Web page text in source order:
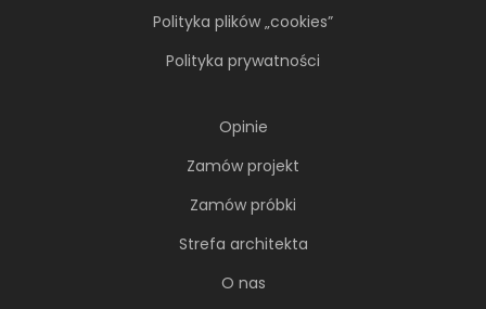
Polityka plików „cookies”
Polityka prywatności
Opinie
Zamów projekt
Zamów próbki
Strefa architekta
O nas